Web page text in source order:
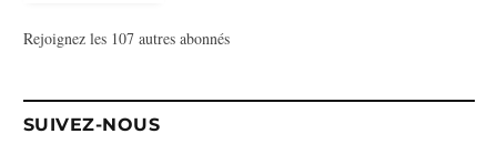
s
-
m
Rejoignez les 107 autres abonnés
SUIVEZ-NOUS